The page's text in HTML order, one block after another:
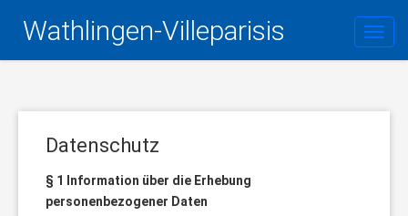
Wathlingen-Villeparisis
Datenschutz
§ 1 Information über die Erhebung
personenbezogener Daten